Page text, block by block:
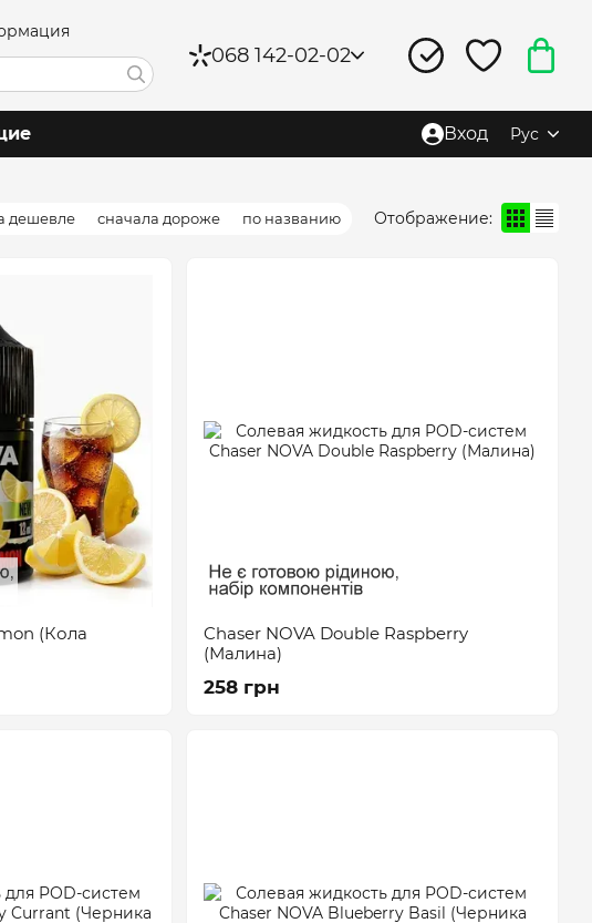
068 142-02-02
Вход Рус
дешевле сначала дороже по названию Отображение:
(Кола
Chaser NOVA Double Raspberry
(Малина)
258 грн